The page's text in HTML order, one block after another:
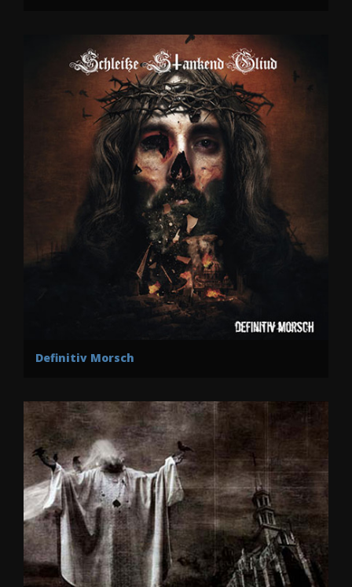
Definitiv Morsch